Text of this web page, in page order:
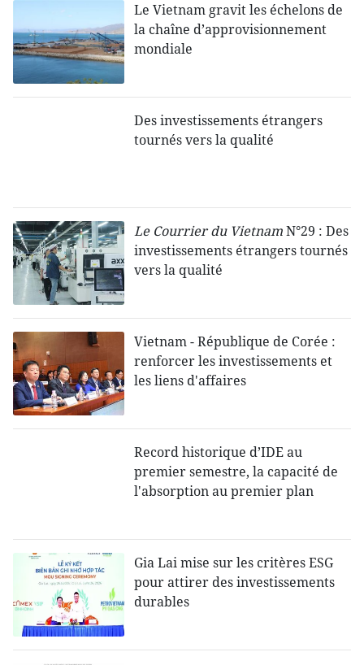
Le Vietnam gravit les échelons de
la chaîne d’approvisionnement
mondiale
Des investissements étrangers
tournés vers la qualité
Le Courrier du VietnamN°29 : Des
investissements étrangers tournés
vers la qualité
Vietnam - République de Corée :
renforcer les investissements et
les liens d'affaires
Record historique d’IDE au
premier semestre, la capacité de
l'absorption au premier plan
Gia Lai mise sur les critères ESG
pour attirer des investissements
durables